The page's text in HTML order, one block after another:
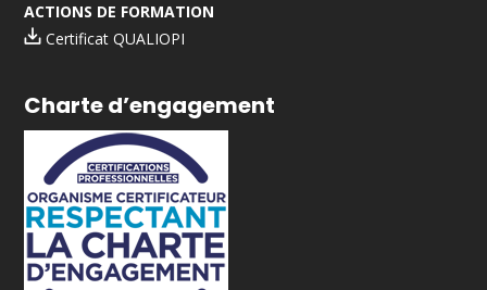
ACTIONS DE FORMATION
Certificat QUALIOPI
Charte d’engagement